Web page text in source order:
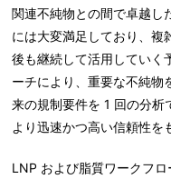
関連不純物との間で卓越し
には大変満足しており、複
後も継続して活用していく
ーチにより、重要な不純物
来の規制要件を 1 回の分析
より迅速かつ高い信頼性を
LNP および脂質ワークフ